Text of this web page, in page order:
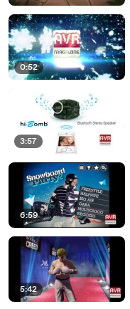
0:52
3:57
6:59
5:42